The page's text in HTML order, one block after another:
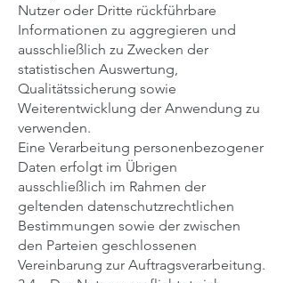
Nutzer oder Dritte rückführbare
Informationen zu aggregieren und
ausschließlich zu Zwecken der
statistischen Auswertung,
Qualitätssicherung sowie
Weiterentwicklung der Anwendung zu
verwenden.
Eine Verarbeitung personenbezogener
Daten erfolgt im Übrigen
ausschließlich im Rahmen der
geltenden datenschutzrechtlichen
Bestimmungen sowie der zwischen
den Parteien geschlossenen
Vereinbarung zur Auftragsverarbeitung.